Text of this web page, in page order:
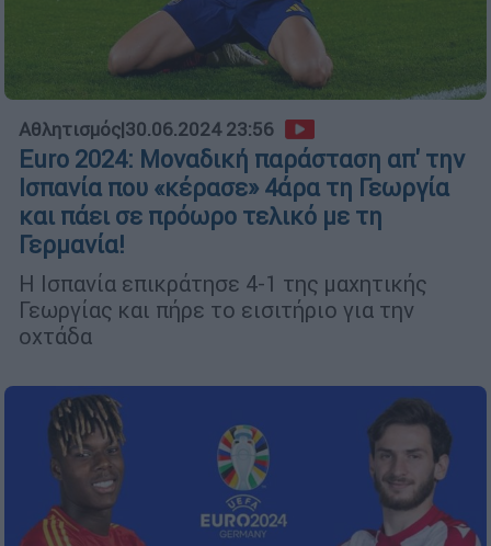
Αθλητισμός|30.06.2024 23:56
Euro 2024: Μοναδική παράσταση απ' την
Ισπανία που «κέρασε» 4άρα τη Γεωργία
και πάει σε πρόωρο τελικό με τη
Γερμανία!
Η Ισπανία επικράτησε 4-1 της μαχητικής
Γεωργίας και πήρε το εισιτήριο για την
οχτάδα